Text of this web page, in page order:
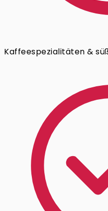
Kaffeespezialitäten &